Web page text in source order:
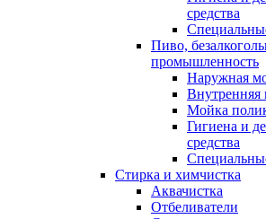
средства
Пиво,
промышленность
Наружная
Внутренняя
Мойка
Гигиена и
средства
Стирка и химчистка
Аквачистка
Отбеливатели